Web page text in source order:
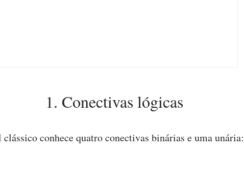
1. Conectivas lógicas
conhece quatro conectivas binárias e uma unária: